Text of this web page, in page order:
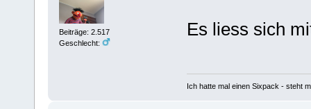
Beiträge: 2.517
Geschlecht:
Es liess sich
Ich hatte mal einen Sixpack - steht